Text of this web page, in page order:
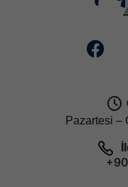
Pazartesi –